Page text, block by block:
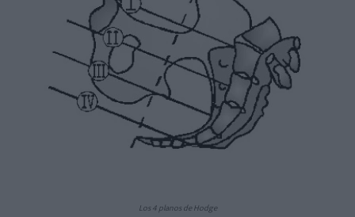
Los 4 planos de Hodge